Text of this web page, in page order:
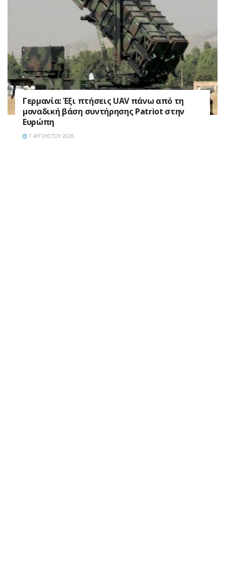
Γερμανία: Έξι πτήσεις UAV πάνω από τη
μοναδική βάση συντήρησης Patriot στην
Ευρώπη
7 ΑΥΓΟΎΣΤΟΥ 2026